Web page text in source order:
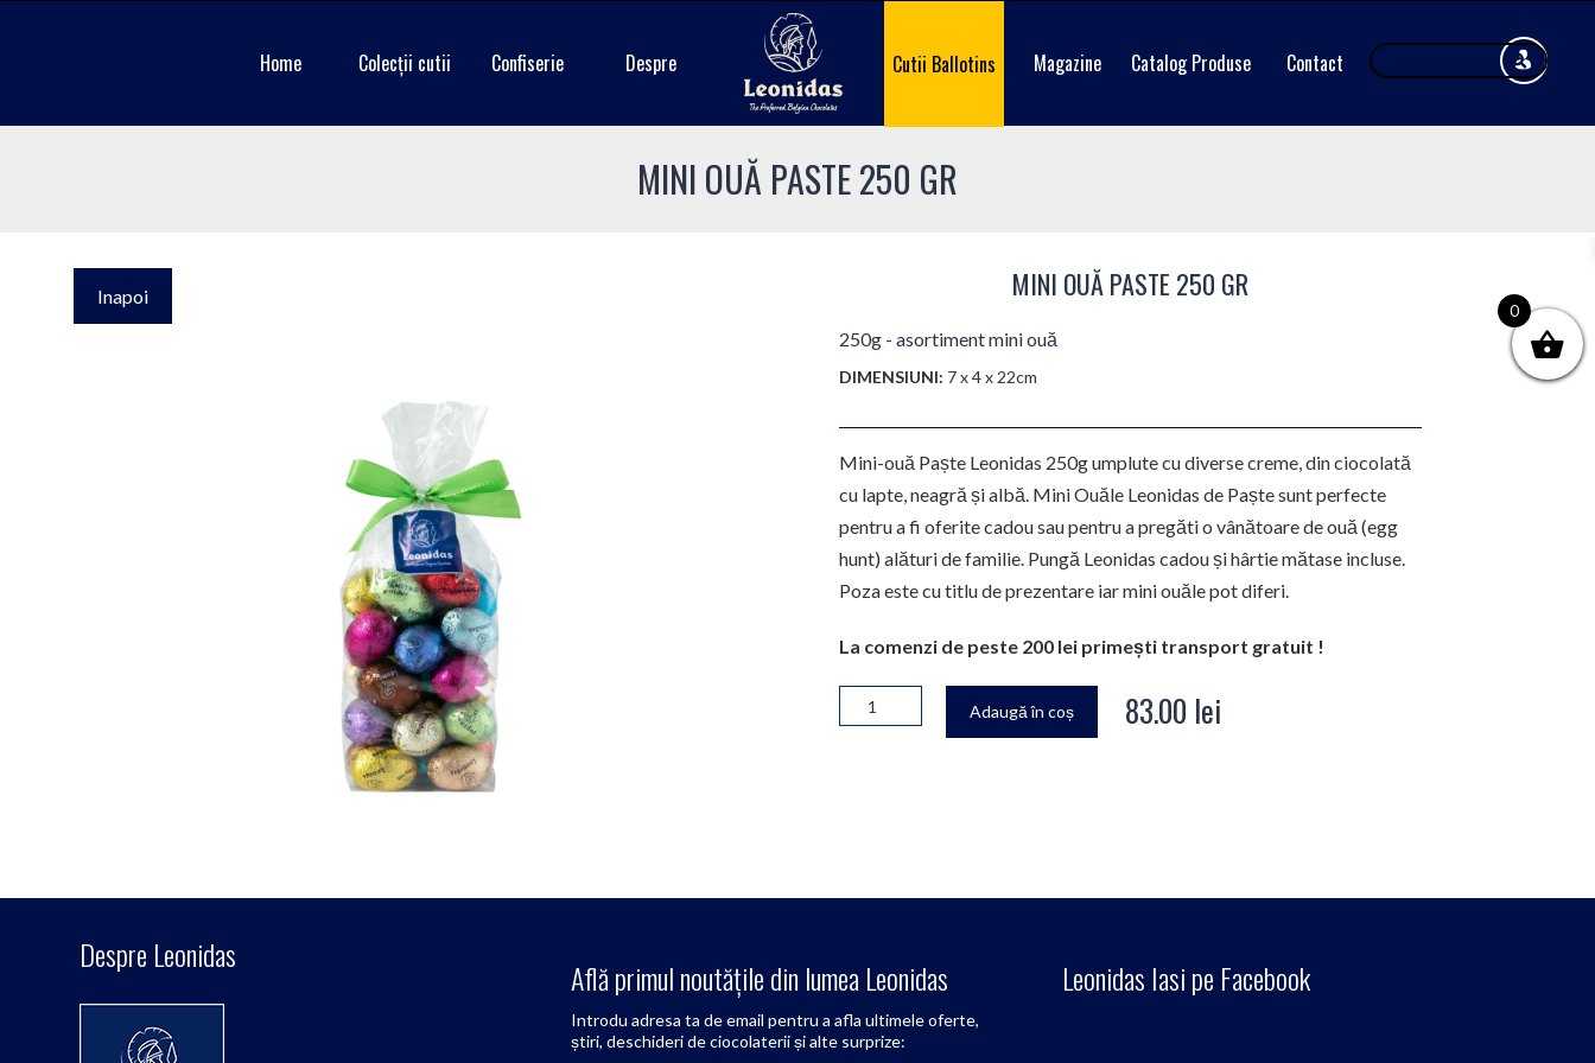
Home Colecții cutii Confiserie Despre Cutii Ballotins Magazine Catalog Produse Contact
MINI OUĂ PASTE 250 GR
Inapoi MINI OUĂ PASTE 250 GR
250g - asortiment mini ouă
DIMENSIUNI: 7 x 4 x 22cm
Mini-ouă Paște Leonidas 250g umplute cu diverse creme, din ciocolată
cu lapte, neagră și albă. Mini Ouăle Leonidas de Paște sunt perfecte
pentru a fi oferite cadou sau pentru a pregăti o vânătoare de ouă (egg
hunt) alături de familie. Pungă Leonidas cadou și hârtie mătase incluse.
Poza este cu titlu de prezentare iar mini ouăle pot diferi.
La comenzi de peste 200 lei primești transport gratuit !
Adaugă în coș 83.00 lei
Despre Leonidas
Află primul noutățile din lumea Leonidas
Introdu adresa ta de email pentru a afla ultimele oferte,
știri, deschideri de ciocolaterii și alte surprize:
Leonidas Iasi pe Facebook
0